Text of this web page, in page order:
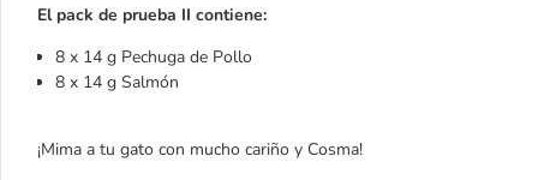
El pack de prueba II contiene:​​​​​​
8 x 14 g Pechuga de Pollo
8 x 14 g Salmón
¡Mima a tu gato con mucho cariño y Cosma!